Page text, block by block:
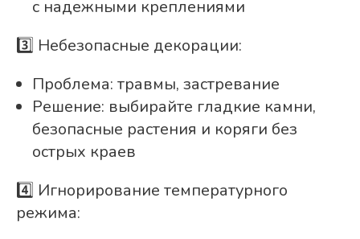
с надежными креплениями
3️⃣ Небезопасные декорации:
Проблема: травмы, застревание
Решение: выбирайте гладкие камни,
безопасные растения и коряги без
острых краев
4️⃣ Игнорирование температурного
режима: